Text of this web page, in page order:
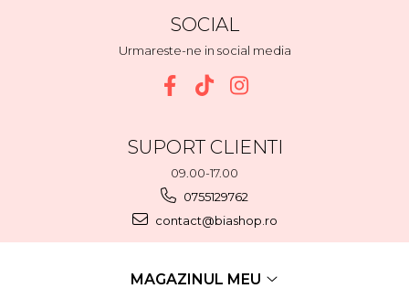
SOCIAL
Urmareste-ne in social media
SUPORT CLIENTI
09.00-17.00
0755129762
contact@biashop.ro
MAGAZINUL MEU